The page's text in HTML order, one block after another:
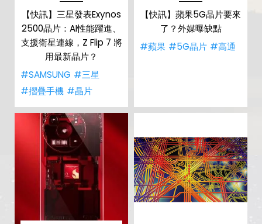
【快訊】三星發表Exynos
2500晶片：AI性能躍進、
支援衛星連線，Z Flip 7 將
用最新晶片？
#SAMSUNG #三星
#摺疊手機 #晶片
【快訊】蘋果5G晶片要來
了？外媒曝缺點
#蘋果 #5G晶片 #高通